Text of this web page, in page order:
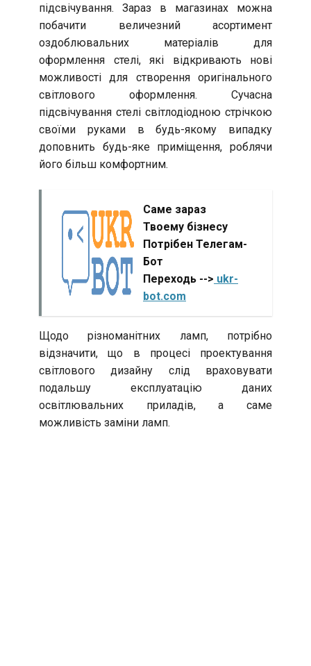
підсвічування. Зараз в магазинах можна
побачити величезний асортимент
оздоблювальних матеріалів для
оформлення стелі, які відкривають нові
можливості для створення оригінального
світлового оформлення. Сучасна
підсвічування стелі світлодіодною стрічкою
своїми руками в будь-якому випадку
доповнить будь-яке приміщення, роблячи
його більш комфортним.
Саме зараз
Твоему бізнесу
Потрібен Телегам-
Бот
Переходь --> ukr-
bot.com
Щодо різноманітних ламп, потрібно
відзначити, що в процесі проектування
світлового дизайну слід враховувати
подальшу експлуатацію даних
освітлювальних приладів, а саме
можливість заміни ламп.